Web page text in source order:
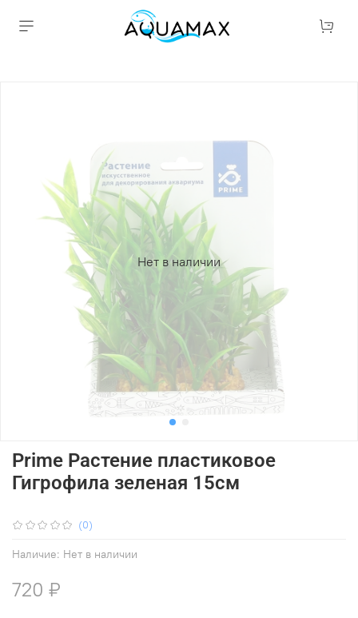
Нет в наличии
(0)
Наличие: Нет в наличии
Prime Растение пластиковое
Гигрофила зеленая 15см
720 ₽